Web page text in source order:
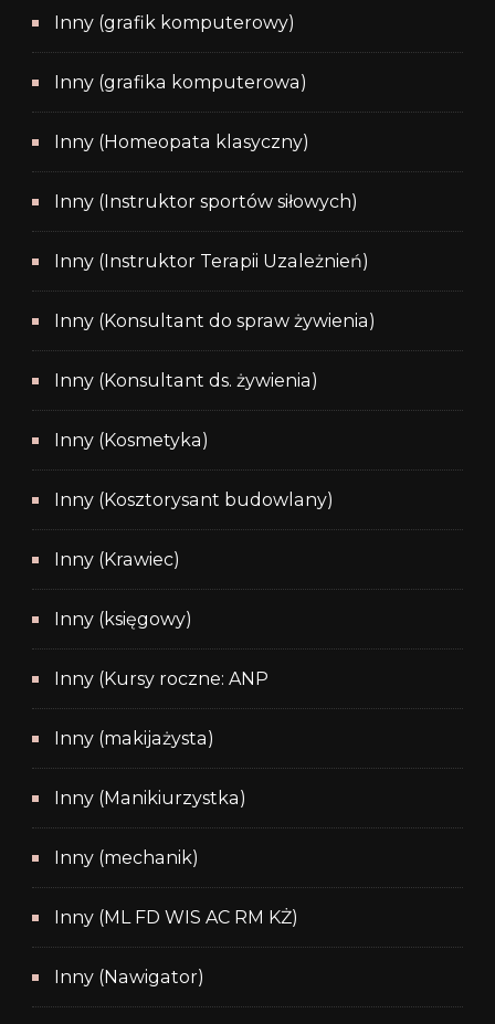
Inny (grafik komputerowy)
Inny (grafika komputerowa)
Inny (Homeopata klasyczny)
Inny (Instruktor sportów siłowych)
Inny (Instruktor Terapii Uzależnień)
Inny (Konsultant do spraw żywienia)
Inny (Konsultant ds. żywienia)
Inny (Kosmetyka)
Inny (Kosztorysant budowlany)
Inny (Krawiec)
Inny (księgowy)
Inny (Kursy roczne: ANP
Inny (makijażysta)
Inny (Manikiurzystka)
Inny (mechanik)
Inny (ML FD WIS AC RM KŻ)
Inny (Nawigator)